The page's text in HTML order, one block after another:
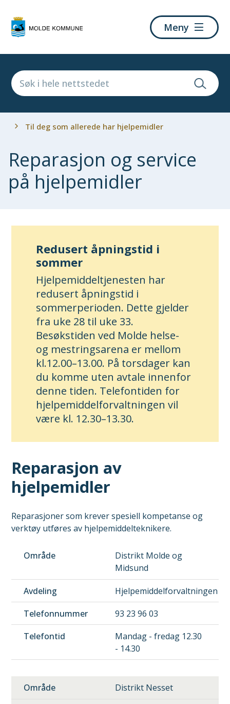
kommune
Meny
Du
Til deg som allerede har hjelpemidler
Reparasjon og service
på hjelpemidler
Redusert åpningstid i
sommer
Hjelpemiddeltjenesten har
redusert åpningstid i
sommerperioden. Dette gjelder
fra uke 28 til uke 33.
Besøkstiden ved Molde helse-
og mestringsarena er mellom
kl.12.00–13.00. På torsdager kan
du komme uten avtale innenfor
denne tiden. Telefontiden for
hjelpemiddelforvaltningen vil
være kl. 12.30–13.30.
Reparasjon av
hjelpemidler
Reparasjoner som krever spesiell kompetanse og
verktøy utføres av hjelpemiddelteknikere.
Område
Avdeling
Telefonnummer
Telefontid
Distrikt Molde og
Midsund
Hjelpemiddelforvaltningen
93 23 96 03
Mandag - fredag 12.30
- 14.30
Distrikt Nesset